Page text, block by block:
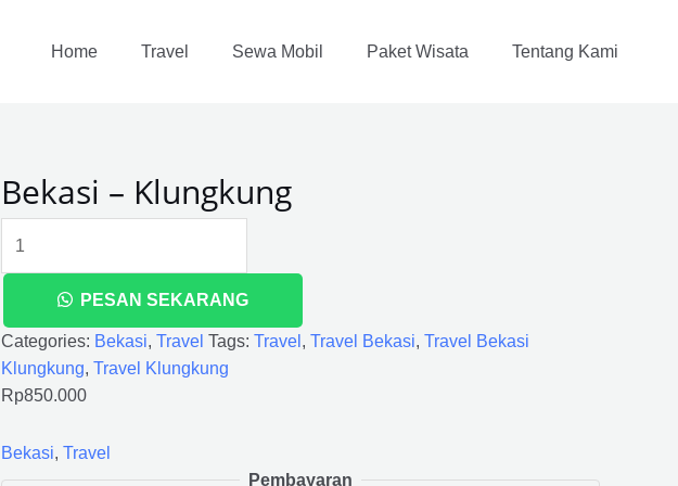
Home Travel Sewa Mobil Paket Wisata Tentang Kami
Bekasi – Klungkung
PESAN SEKARANG
Categories: Bekasi, Travel Tags: Travel , Travel Bekasi, Travel Bekasi
Klungkung, Travel Klungkung
Rp850.000
Bekasi, Travel
Pembayaran